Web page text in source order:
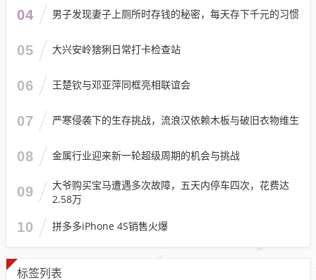
04 男子发现妻子上厕所时存钱的秘密，每天存下千元的习惯
05 大兴安岭猞猁日常打卡检查站
06 王楚钦与邓亚萍同框亮相联谊会
07 严寒侵袭下的生存挑战，流浪汉依赖木板与破旧衣物维生
08 金属行业迎来新一轮超级周期的机会与挑战
09
大爷购买宝马遭遇多次故障，五天内停车四次，花费达
2.58万
10 拼多多iPhone 4S销售火爆
标签列表